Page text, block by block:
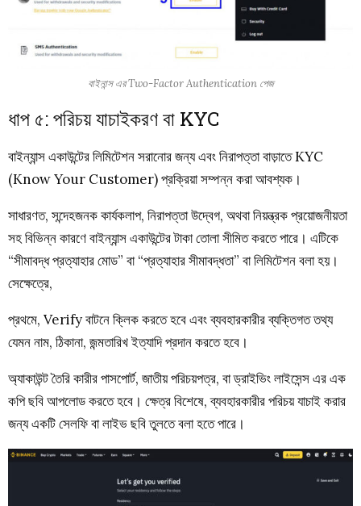
বাইনান্স এর Two-Factor Authentication পেজ
ধাপ ৫: পরিচয় যাচাইকরণ বা KYC
বাইন্যান্স একাউন্টের লিমিটেশন সরানোর জন্য এবং নিরাপত্তা বাড়াতে KYC
(Know Your Customer) প্রক্রিয়া সম্পন্ন করা আবশ্যক।
সাধারণত, সন্দেহজনক কার্যকলাপ, নিরাপত্তা উদ্বেগ, অথবা নিয়ন্ত্রক প্রয়োজনীয়তা
সহ বিভিন্ন কারণে বাইন্যান্স একাউন্টের টাকা তোলা সীমিত করতে পারে। এটিকে
“সীমাবদ্ধ প্রত্যাহার মোড” বা “প্রত্যাহার সীমাবদ্ধতা” বা লিমিটেশন বলা হয়।
সেক্ষেত্রে,
প্রথমে, Verify বাটনে ক্লিক করতে হবে এবং ব্যবহারকারীর ব্যক্তিগত তথ্য
যেমন নাম, ঠিকানা, জন্মতারিখ ইত্যাদি প্রদান করতে হবে।
অ্যাকাউন্ট তৈরি কারীর পাসপোর্ট, জাতীয় পরিচয়পত্র, বা ড্রাইভিং লাইসেন্স এর এক
কপি ছবি আপলোড করতে হবে। ক্ষেত্র বিশেষে, ব্যবহারকারীর পরিচয় যাচাই করার
জন্য একটি সেলফি বা লাইভ ছবি তুলতে বলা হতে পারে।